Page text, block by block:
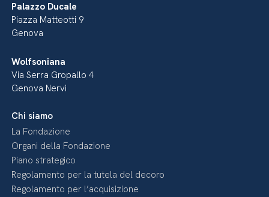
Palazzo Ducale
Piazza Matteotti 9
Genova
Wolfsoniana
Via Serra Gropallo 4
Genova Nervi
Chi siamo
La Fondazione
Organi della Fondazione
Piano strategico
Regolamento per la tutela del decoro
Regolamento per l’acquisizione